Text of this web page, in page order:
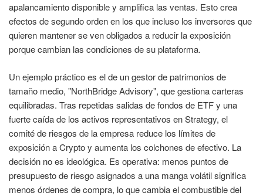
apalancamiento disponible y amplifica las ventas. Esto crea
efectos de segundo orden en los que incluso los inversores que
quieren mantener se ven obligados a reducir la exposición
porque cambian las condiciones de su plataforma.
Un ejemplo práctico es el de un gestor de patrimonios de
tamaño medio, "NorthBridge Advisory", que gestiona carteras
equilibradas. Tras repetidas salidas de fondos de ETF y una
fuerte caída de los activos representativos en Strategy, el
comité de riesgos de la empresa reduce los límites de
exposición a Crypto y aumenta los colchones de efectivo. La
decisión no es ideológica. Es operativa: menos puntos de
presupuesto de riesgo asignados a una manga volátil significa
menos órdenes de compra, lo que cambia el combustible del